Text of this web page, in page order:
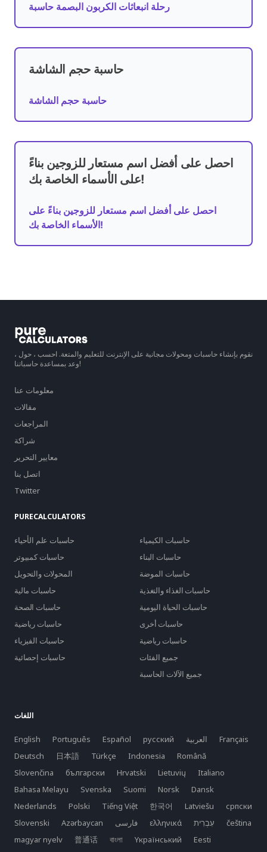
رحلة انبعاثات الكربون البصمة حاسبة
حاسبة حجم الشاشة
حاسبة حجم الشاشة
احصل على أفضل اسم مستعار للزوجين بناءً
على الأسماء الخاصة بك!
احصل على أفضل اسم مستعار للزوجين بناءً على
الأسماء الخاصة بك!
نقوم بإنشاء حاسبات ومحولات مجانية على الإنترنت للتعليم والمتعة. احسب ، حول ،
وعد بمساعدة حاسباتنا!
معلومات عنا
مقالات
المراجعات
شراكة
معايير التحرير
اتصل بنا
Twitter
PURECALCULATORS
حاسبات علم الأحياء
حاسبات الكيمياء
حاسبات كمبيوتر
حاسبات البناء
المحولات والتحويل
حاسبات الموضة
حاسبات مالية
حاسبات الغذاء والتغذية
حاسبات الصحة
حاسبات الحياة اليومية
حاسبات رياضية
حاسبات أخرى
حاسبات الفيزياء
حاسبات رياضية
حاسبات إحصائية
جميع الفئات
جميع الآلات الحاسبة
اللغات
English Português Español русский العربية
Français
Deutsch
日本語 Türkçe Indonesia
Română
Slovenčina
български Hrvatski Lietuvių
Italiano
Bahasa Melayu
Svenska Suomi Norsk
Dansk
Nederlands
Polski Tiếng Việt 한국어 Latviešu
српски
Slovenski
Azərbaycan فارسی ελληνικά
čeština
magyar nyelv
普通话 বাংলা Yкраїнський Eesti